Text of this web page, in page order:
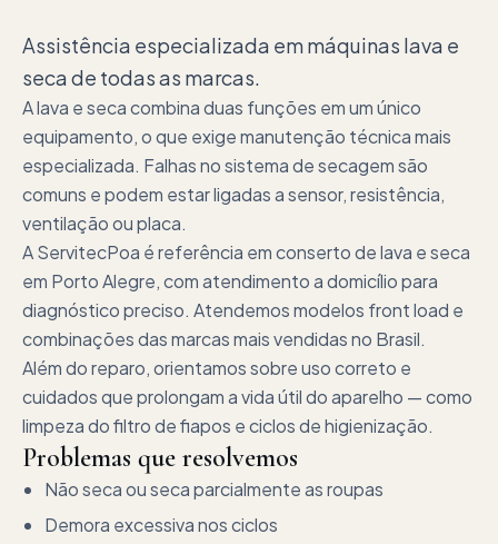
Assistência especializada em máquinas lava e
seca de todas as marcas.
A lava e seca combina duas funções em um único
equipamento, o que exige manutenção técnica mais
especializada. Falhas no sistema de secagem são
comuns e podem estar ligadas a sensor, resistência,
ventilação ou placa.
A ServitecPoa é referência em conserto de lava e seca
em Porto Alegre, com atendimento a domicílio para
diagnóstico preciso. Atendemos modelos front load e
combinações das marcas mais vendidas no Brasil.
Além do reparo, orientamos sobre uso correto e
cuidados que prolongam a vida útil do aparelho — como
limpeza do filtro de fiapos e ciclos de higienização.
Problemas que resolvemos
Não seca ou seca parcialmente as roupas
Demora excessiva nos ciclos